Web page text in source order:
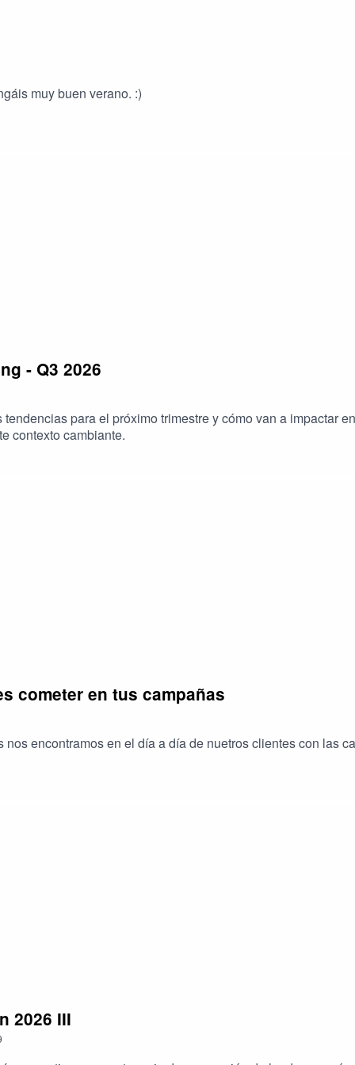
muy buen verano. :)
- Q3 2026
para el próximo trimestre y cómo van a impactar
contexto cambiante.
cometer en tus campañas
encontramos en el día a día de nuetros clientes con las
2026 III